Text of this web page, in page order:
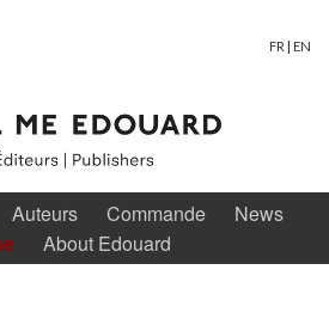
FR | EN
Auteurs Commande
News
About Edouard